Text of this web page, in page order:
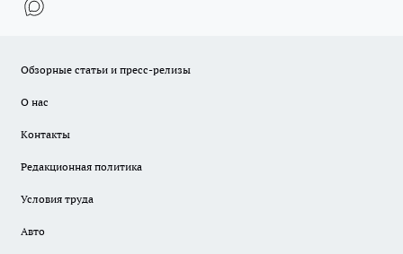
Обзорные статьи и пресс-релизы
О нас
Контакты
Редакционная политика
Условия труда
Авто